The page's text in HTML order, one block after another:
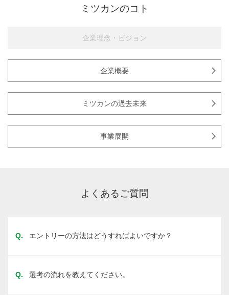
ミツカンのコト
企業理念・ビジョン
企業概要
ミツカンの過去未来
事業展開
よくあるご質問
Q. エントリーの方法はどうすればよいですか？
Q. 選考の流れを教えてください。